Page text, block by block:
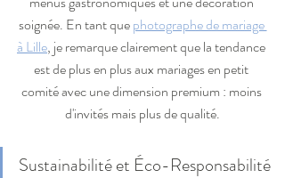
soignée. En tant que photographe de mariage
à Lille, je remarque clairement que la tendance
est de plus en plus aux mariages en petit
comité avec une dimension premium : moins
d'invités mais plus de qualité.
Sustainabilité et Éco-Responsabilité